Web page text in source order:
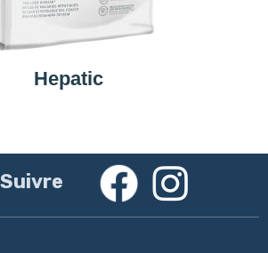
Hepatic